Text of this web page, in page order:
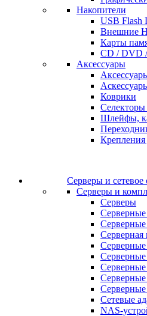
Накопители
USB Flash
Внешние
Карты
CD / DVD
Аксессуары
Коврики
Селекторы
Шлейфы,
Крепления
Серверы и сетевое
Серверы и
Серверы
Серверная
Серверные
Серверные
Сетевые
NAS-